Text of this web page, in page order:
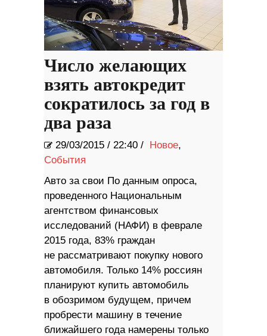
Число желающих
взять автокредит
сократилось за год в
два раза
29/03/2015 / 22:40 / Новое,
События
Авто за свои По данным опроса,
проведенного Национальным
агентством финансовых
исследований (НАФИ) в феврале
2015 года, 83% граждан
не рассматривают покупку нового
автомобиля. Только 14% россиян
планируют купить автомобиль
в обозримом будущем, причем
пробрести машину в течение
ближайшего года намерены только